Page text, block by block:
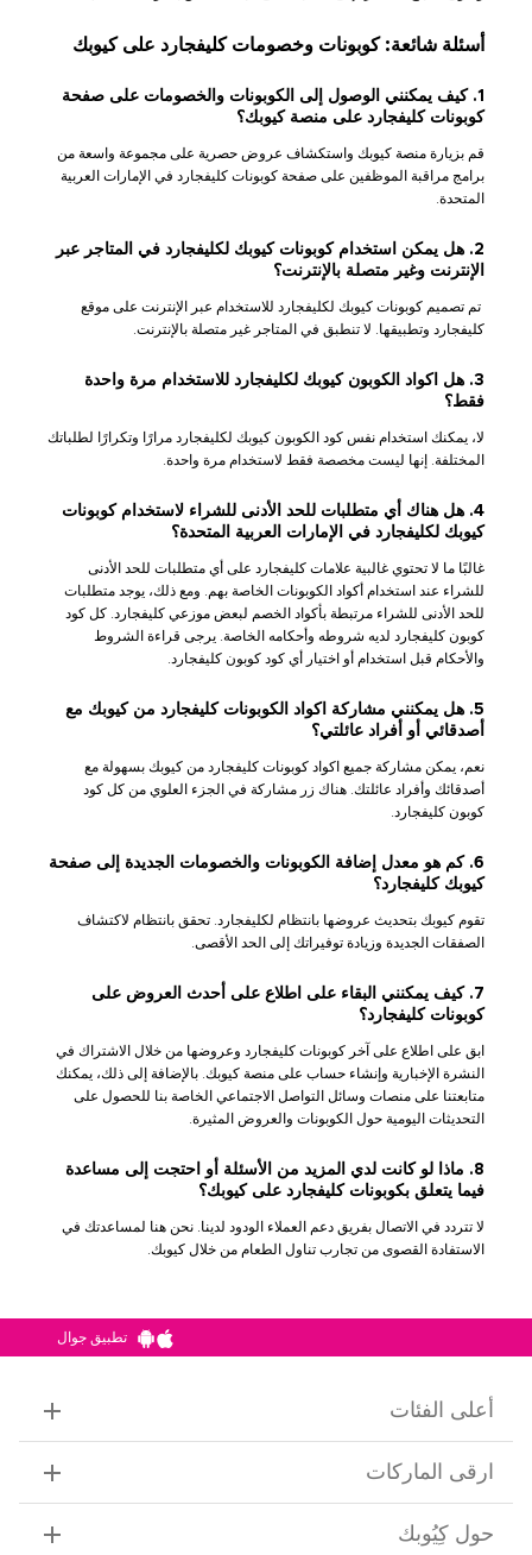
أسئلة شائعة: كوبونات وخصومات كليفجارد على كيوبك
1. كيف يمكنني الوصول إلى الكوبونات والخصومات على صفحة
كوبونات كليفجارد على منصة كيوبك؟
قم بزيارة منصة كيوبك واستكشاف عروض حصرية على مجموعة واسعة من
برامج مراقبة الموظفين على صفحة كوبونات كليفجارد في الإمارات العربية
المتحدة.
2. هل يمكن استخدام كوبونات كيوبك لكليفجارد في المتاجر عبر
الإنترنت وغير متصلة بالإنترنت؟
تم تصميم كوبونات كيوبك لكليفجارد للاستخدام عبر الإنترنت على موقع
كليفجارد وتطبيقها. لا تنطبق في المتاجر غير متصلة بالإنترنت.
3. هل اكواد الكوبون كيوبك لكليفجارد للاستخدام مرة واحدة
فقط؟
لا، يمكنك استخدام نفس كود الكوبون كيوبك لكليفجارد مرارًا وتكرارًا لطلباتك
المختلفة. إنها ليست مخصصة فقط لاستخدام مرة واحدة.
4. هل هناك أي متطلبات للحد الأدنى للشراء لاستخدام كوبونات
كيوبك لكليفجارد في الإمارات العربية المتحدة؟
غالبًا ما لا تحتوي غالبية علامات كليفجارد على أي متطلبات للحد الأدنى
للشراء عند استخدام أكواد الكوبونات الخاصة بهم. ومع ذلك، يوجد متطلبات
للحد الأدنى للشراء مرتبطة بأكواد الخصم لبعض موزعي كليفجارد. كل كود
كوبون كليفجارد لديه شروطه وأحكامه الخاصة. يرجى قراءة الشروط
والأحكام قبل استخدام أو اختيار أي كود كوبون كليفجارد.
5. هل يمكنني مشاركة اكواد الكوبونات كليفجارد من كيوبك مع
أصدقائي أو أفراد عائلتي؟
نعم، يمكن مشاركة جميع اكواد كوبونات كليفجارد من كيوبك بسهولة مع
أصدقائك وأفراد عائلتك. هناك زر مشاركة في الجزء العلوي من كل كود
كوبون كليفجارد.
6. كم هو معدل إضافة الكوبونات والخصومات الجديدة إلى صفحة
كيوبك كليفجارد؟
تقوم كيوبك بتحديث عروضها بانتظام لكليفجارد. تحقق بانتظام لاكتشاف
الصفقات الجديدة وزيادة توفيراتك إلى الحد الأقصى.
7. كيف يمكنني البقاء على اطلاع على أحدث العروض على
كوبونات كليفجارد؟
ابق على اطلاع على آخر كوبونات كليفجارد وعروضها من خلال الاشتراك في
النشرة الإخبارية وإنشاء حساب على منصة كيوبك. بالإضافة إلى ذلك، يمكنك
متابعتنا على منصات وسائل التواصل الاجتماعي الخاصة بنا للحصول على
التحديثات اليومية حول الكوبونات والعروض المثيرة.
8. ماذا لو كانت لدي المزيد من الأسئلة أو احتجت إلى مساعدة
فيما يتعلق بكوبونات كليفجارد على كيوبك؟
لا تتردد في الاتصال بفريق دعم العملاء الودود لدينا. نحن هنا لمساعدتك في
الاستفادة القصوى من تجارب تناول الطعام من خلال كيوبك.
تطبيق جوال
أعلى الفئات
ارقى الماركات
حول كِيُوبك